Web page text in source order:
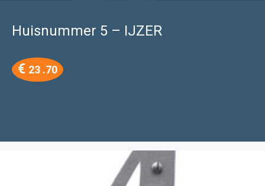
Huisnummer 5 – IJZER
€ 23 .70